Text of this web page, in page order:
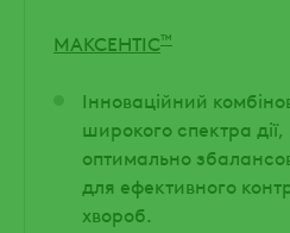
МАКСЕНТІС™
Інноваційний
широкого спектра
оптимально
для ефективного
хвороб.